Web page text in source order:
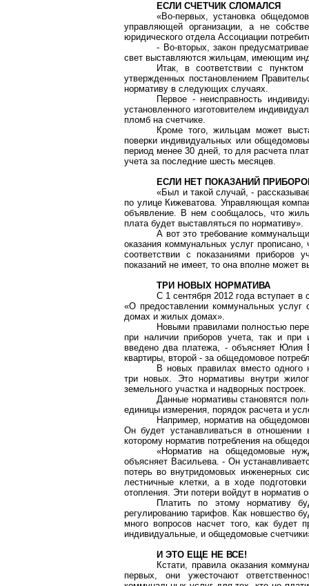
ЕСЛИ СЧЕТЧИК СЛОМАЛСЯ
«Во-первых, установка
управляющей организации, а не
юридического отдела Ассоциации
- Во-вторых, закон
свет выставляются жильцам, имеющим
Итак, в соответствии с
утвержденных постановлением
нормативу в следующих случаях.
Первое - неисправность
установленного изготовителем
пломб на счетчике.
Кроме того, жильцам может
поверки индивидуальных или
период менее 30 дней, то для расчета
учета за последние шесть месяцев.
ЕСЛИ НЕТ ПОКАЗАНИЙ
«Был и такой случай, -
по улице Кижеватова. Управляющая
объявление. В нем сообщалось, что
плата будет выставляться по нормативу».
А вот это требование
оказания коммунальных услуг
соответствии с показаниями приборов
показаний не имеет, то она вполне может
ТРИ НОВЫХ НОРМАТИВА
С 1 сентября 2012 года вступает
«О предоставлении коммунальных услуг
домах и жилых домах».
Новыми правилами полностью
при наличии приборов учета, так и при
введено два платежа, - объясняет Юлия
квартиры, второй - за общедомовое
В новых правилах вместо одного
три новых. Это нормативы внутри
земельного участка и надворных построек.
Данные нормативы становятся
единицы измерения, порядок расчета и
Например, норматив на
Он будет устанавливаться в отношении
которому норматив потребления на
«Норматив на общедомовые
объясняет Васильева. - Он
потерь во внутридомовых инженерных
лестничные клетки, а в ходе
отопления. Эти потери войдут в норматив
Платить по этому нормативу
регулированию тарифов. Как новшество
много вопросов насчет того, как будет
индивидуальные, и общедомовые
И ЭТО ЕЩЕ НЕ ВСЕ!
Кстати, правила оказания
первых, они ужесточают